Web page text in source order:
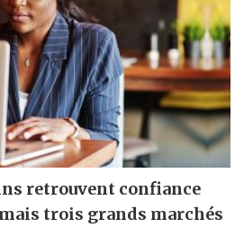
retrouvent confiance
trois grands marchés